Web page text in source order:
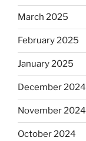
March 2025
February 2025
January 2025
December 2024
November 2024
October 2024